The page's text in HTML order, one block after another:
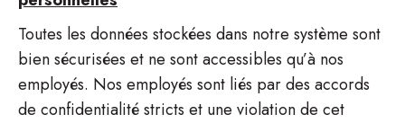
Toutes les données stockées dans notre système sont
bien sécurisées et ne sont accessibles qu’à nos
employés. Nos employés sont liés par des accords
de confidentialité stricts et une violation de cet